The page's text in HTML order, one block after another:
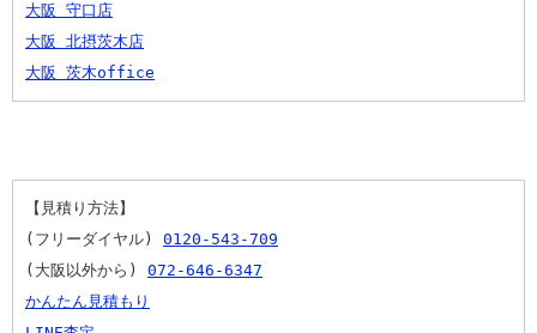
大阪 守口店
大阪 北摂茨木店
大阪 茨木office
【見積り方法】
(フリーダイヤル) 0120-543-709
(大阪以外から) 072-646-6347
かんたん見積もり